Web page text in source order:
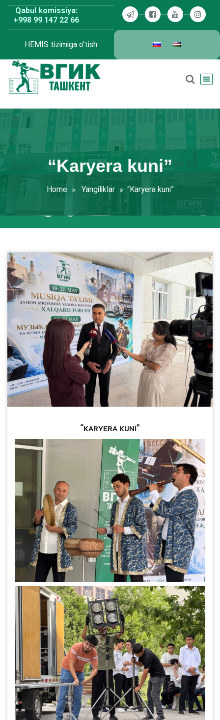
Skip
content
Qabul komissiya:
+998 99 147 22 66
HEMIS tizimiga o’tish
“Karyera kuni”
Home Yangiliklar “Karyera kuni”
“Karyera kuni”